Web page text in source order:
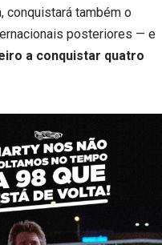
conquistará também o
posteriores — e
a conquistar quatro